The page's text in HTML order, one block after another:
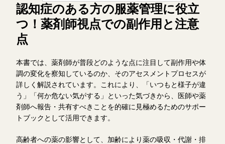
認知症のある方の服薬管理に役立
つ！薬剤師視点での副作用と注意
点
本書では、薬剤師が普段どのような点に注目して副作用や体
調の変化を察知しているのか、そのアセスメントプロセスが
詳しく解説されています。これにより、「いつもと様子が違
う」「何か危ない気がする」といった気づきから、医師や薬
剤師へ報告・共有すべきことを的確に見極めるためのサポー
トブックとして活用できます。
高齢者への薬の影響として、加齢により薬の吸収・代謝・排